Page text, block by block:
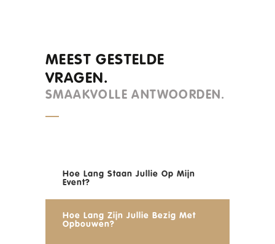
MEEST GESTELDE
VRAGEN.
SMAAKVOLLE ANTWOORDEN.
Hoe Lang Staan Jullie Op Mijn
Event?
Hoe Lang Zijn Jullie Bezig Met
Opbouwen?